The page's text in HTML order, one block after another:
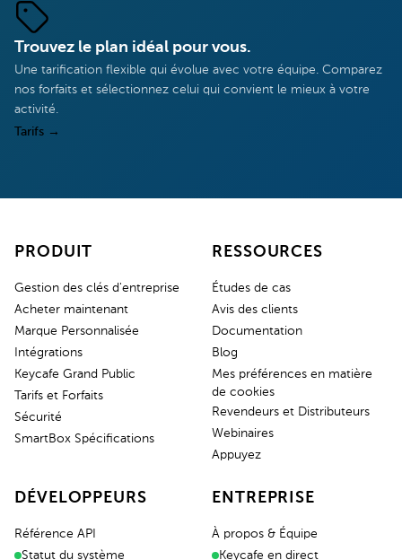
Trouvez le plan idéal pour vous.
Une tarification flexible qui évolue avec votre équipe. Comparez
nos forfaits et sélectionnez celui qui convient le mieux à votre
activité.
Tarifs →
PRODUIT
Gestion des clés d'entreprise
Acheter maintenant
Marque Personnalisée
Intégrations
Keycafe Grand Public
Tarifs et Forfaits
Sécurité
SmartBox Spécifications
RESSOURCES
Études de cas
Avis des clients
Documentation
Blog
Mes préférences en matière
de cookies
Revendeurs et Distributeurs
Webinaires
Appuyez
DÉVELOPPEURS
Référence API
Statut du système
ENTREPRISE
À propos & Équipe
Keycafe en direct